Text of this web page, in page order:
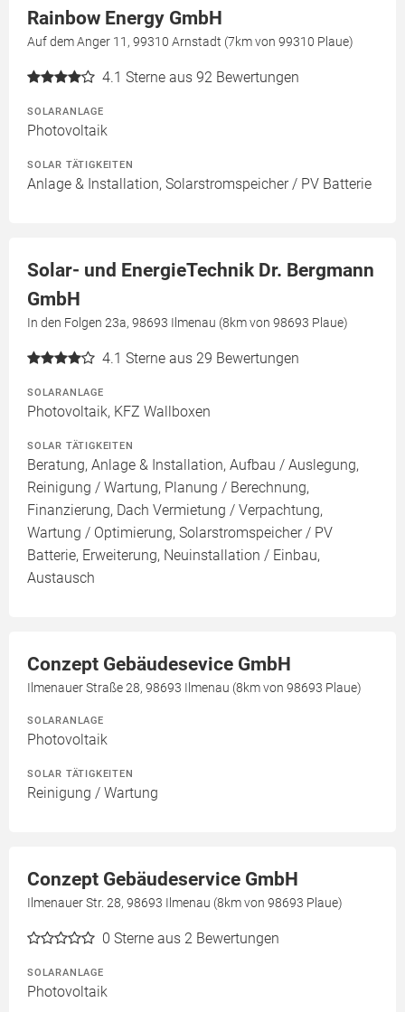
Rainbow Energy GmbH
Auf dem Anger 11, 99310 Arnstadt (7km von 99310 Plaue)
4.1 Sterne aus 92 Bewertungen
SOLARANLAGE
Photovoltaik
SOLAR TÄTIGKEITEN
Anlage & Installation, Solarstromspeicher / PV Batterie
Solar- und EnergieTechnik Dr. Bergmann
GmbH
In den Folgen 23a, 98693 Ilmenau (8km von 98693 Plaue)
4.1 Sterne aus 29 Bewertungen
SOLARANLAGE
Photovoltaik, KFZ Wallboxen
SOLAR TÄTIGKEITEN
Beratung, Anlage & Installation, Aufbau / Auslegung,
Reinigung / Wartung, Planung / Berechnung,
Finanzierung, Dach Vermietung / Verpachtung,
Wartung / Optimierung, Solarstromspeicher / PV
Batterie, Erweiterung, Neuinstallation / Einbau,
Austausch
Conzept Gebäudesevice GmbH
Ilmenauer Straße 28, 98693 Ilmenau (8km von 98693 Plaue)
SOLARANLAGE
Photovoltaik
SOLAR TÄTIGKEITEN
Reinigung / Wartung
Conzept Gebäudeservice GmbH
Ilmenauer Str. 28, 98693 Ilmenau (8km von 98693 Plaue)
0 Sterne aus 2 Bewertungen
SOLARANLAGE
Photovoltaik